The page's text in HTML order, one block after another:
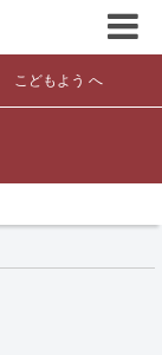
こどもよう へ